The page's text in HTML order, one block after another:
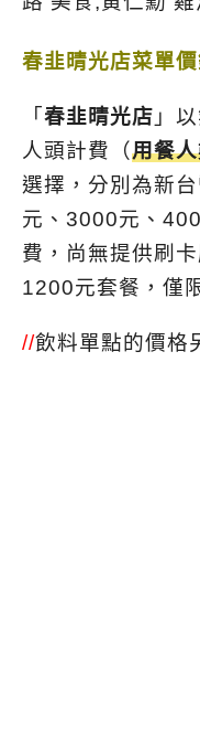
春韭晴光店菜單
「 春韭晴光店 」
人頭計費（用餐
選擇，分別為新
元、3000元、
費，尚無提供刷
1200元套餐，僅
//飲料單點的價格